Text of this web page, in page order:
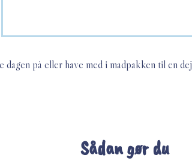
på eller have med i madpakken til en
Sådan gør du